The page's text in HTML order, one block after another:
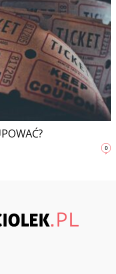
0